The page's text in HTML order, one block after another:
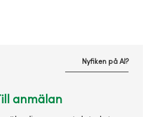
Nyfiken på AI?
anmälan